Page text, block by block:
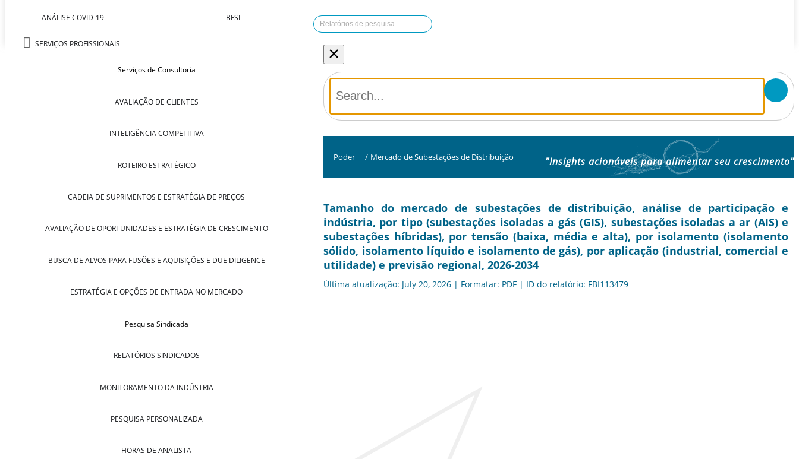
ANÁLISE COVID-19
SERVIÇOS PROFISSIONAIS
BFSI
Serviços de Consultoria
AVALIAÇÃO DE CLIENTES
INTELIGÊNCIA COMPETITIVA
ROTEIRO ESTRATÉGICO
CADEIA DE SUPRIMENTOS E ESTRATÉGIA DE PREÇOS
AVALIAÇÃO DE OPORTUNIDADES E ESTRATÉGIA DE CRESCIMENTO
BUSCA DE ALVOS PARA FUSÕES E AQUISIÇÕES E DUE DILIGENCE
ESTRATÉGIA E OPÇÕES DE ENTRADA NO MERCADO
Pesquisa Sindicada
RELATÓRIOS SINDICADOS
MONITORAMENTO DA INDÚSTRIA
PESQUISA PERSONALIZADA
HORAS DE ANALISTA
×
Poder / Mercado de Subestações de Distribuição "Insights acionáveis ​​para alimentar seu crescimento"
Tamanho do mercado de subestações de distribuição, análise de participação e
indústria, por tipo (subestações isoladas a gás (GIS), subestações isoladas a ar (AIS) e
subestações híbridas), por tensão (baixa, média e alta), por isolamento (isolamento
sólido, isolamento líquido e isolamento de gás), por aplicação (industrial, comercial e
utilidade) e previsão regional, 2026-2034
Última atualização: July 20, 2026 | Formatar: PDF | ID do relatório: FBI113479